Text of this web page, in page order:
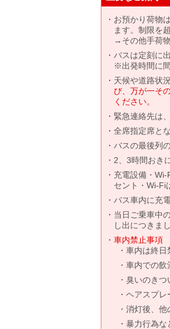
お預かり荷物は
ます。制限を
→その他手荷
バスは定刻に
※出発時間に
天候や道路状
び、万が一そ
ください。
緊急連絡先は
全席指定席と
バスの最後列
2、3時間おき
充電設備・
セント・Wi-Fi
バス車内に充
当日ご乗車中
し出につきま
車内禁止事項
車内は終日
車内での飲
臭いのきつ
ヘアスプレ
消灯後、他
暴力行為な